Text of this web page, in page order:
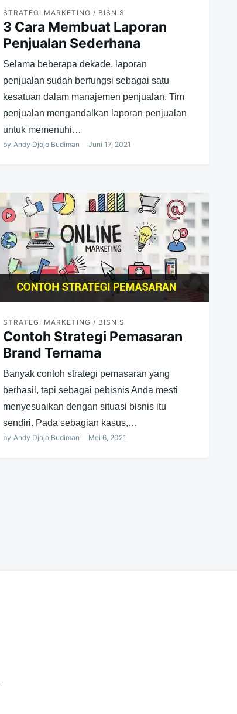
STRATEGI MARKETING / BISNIS
3 Cara Membuat Laporan
Penjualan Sederhana
Selama beberapa dekade, laporan
penjualan sudah berfungsi sebagai satu
kesatuan dalam manajemen penjualan. Tim
penjualan mengandalkan laporan penjualan
untuk memenuhi…
by Andy Djojo Budiman Juni 17, 2021
STRATEGI MARKETING / BISNIS
Contoh Strategi Pemasaran
Brand Ternama
Banyak contoh strategi pemasaran yang
berhasil, tapi sebagai pebisnis Anda mesti
menyesuaikan dengan situasi bisnis itu
sendiri. Pada sebagian kasus,…
by Andy Djojo Budiman Mei 6, 2021